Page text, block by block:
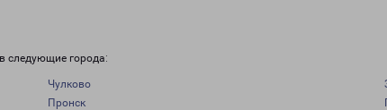
следующие города:
Чулково
Пронск